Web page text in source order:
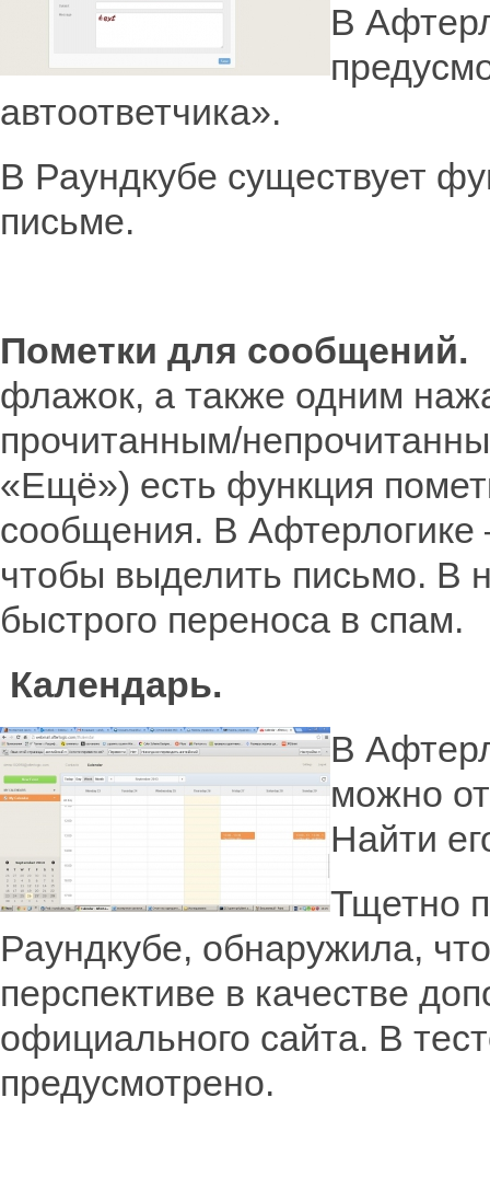
В
автоответчика».
В Раундкубе существует
письме.
Пометки для
флажок, а также одним
прочитанным/
«Ещё») есть функция
сообщения. В Афтерлогике
чтобы выделить письмо. В
быстрого переноса в спам.
Календарь.
В
можно
Найти
Тщетно
Раундкубе, обнаружила,
перспективе в качестве
официального сайта. В
предусмотрено.